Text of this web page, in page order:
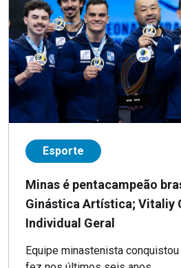
Esporte
Minas é pentacampeão
Ginástica Artística; Vitaliy
Individual Geral
Equipe minastenista